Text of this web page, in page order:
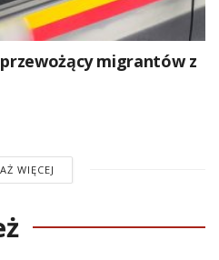
migrantów z
WIĘCEJ